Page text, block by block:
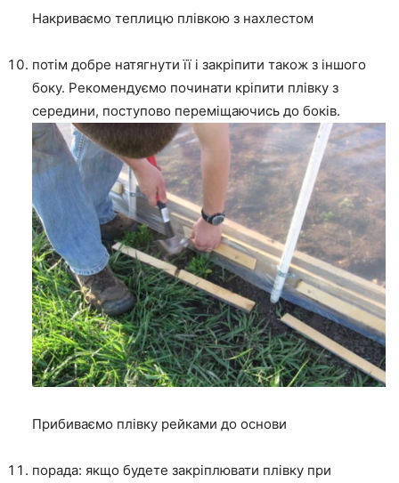
Накриваємо теплицю плівкою з нахлестом
потім добре натягнути її і закріпити також з іншого
боку. Рекомендуємо починати кріпити плівку з
середини, поступово переміщаючись до боків.
Прибиваємо плівку рейками до основи
порада: якщо будете закріплювати плівку при